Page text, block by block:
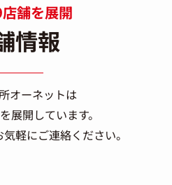
舗を展開
情報
オーネットは
展開しています。
軽にご連絡ください。